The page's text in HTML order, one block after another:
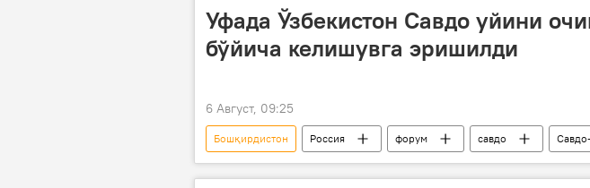
Уфада Ўзбекистон Савдо уйини
бўйича келишувга эришилди
6 Август, 09:25
Бошқирдистон Россия форум савдо
Марказий Осиё
Афғонистон